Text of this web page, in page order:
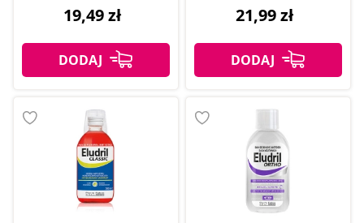
19,49 zł 21,99 zł